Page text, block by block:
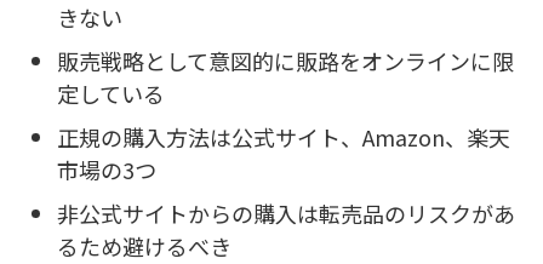
きない
販売戦略として意図的に販路をオンラインに限
定している
正規の購入方法は公式サイト、Amazon、楽天
市場の3つ
非公式サイトからの購入は転売品のリスクがあ
るため避けるべき